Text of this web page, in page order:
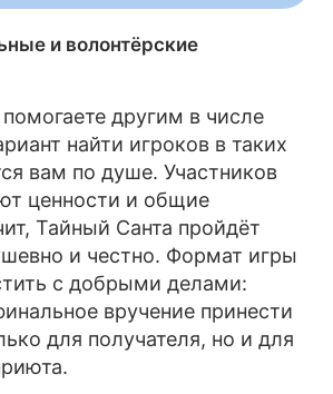
и волонтёрские
другим в числе
найти игроков в таких
вам по душе. Участников
ценности и общие
Тайный Санта пройдёт
и честно. Формат игры
с добрыми делами:
вручение принести
для получателя, но и для